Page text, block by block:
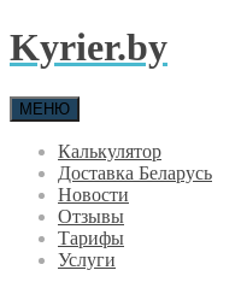
Kyrier.by
МЕНЮ
Калькулятор
Доставка Беларусь
Новости
Отзывы
Тарифы
Услуги